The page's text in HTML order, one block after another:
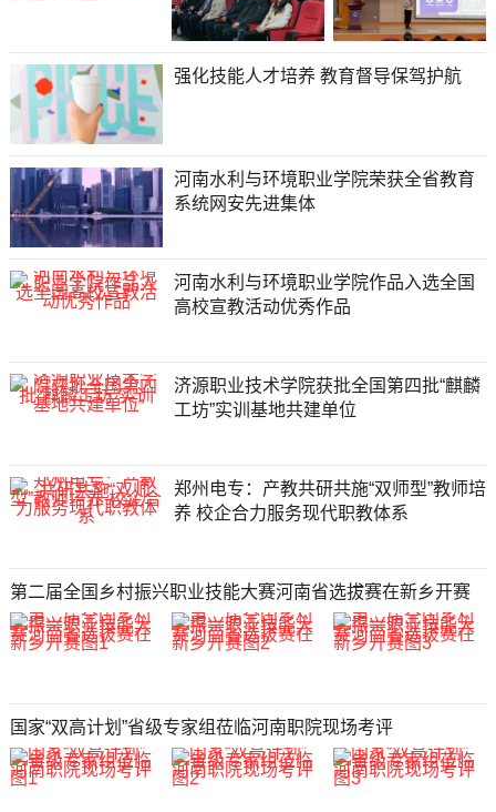
强化技能人才培养 教育督导保驾护航
河南水利与环境职业学院荣获全省教育
系统网安先进集体
河南水利与环境职业学院作品入选全国
高校宣教活动优秀作品
济源职业技术学院获批全国第四批“麒麟
工坊”实训基地共建单位
郑州电专：产教共研共施“双师型”教师培
养 校企合力服务现代职教体系
第二届全国乡村振兴职业技能大赛河南省选拔赛在新乡开赛
国家“双高计划”省级专家组莅临河南职院现场考评